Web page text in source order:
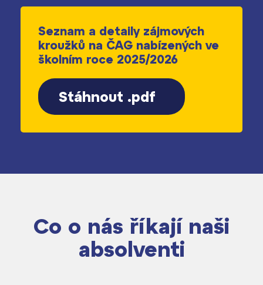
Seznam a detaily zájmových
kroužků na ČAG nabízených ve
školním roce 2025/2026
Stáhnout .pdf
Co o nás říkají naši
absolventi